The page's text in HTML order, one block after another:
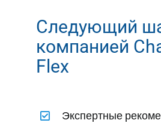
Следующий
компанией
Flex
Экспертные